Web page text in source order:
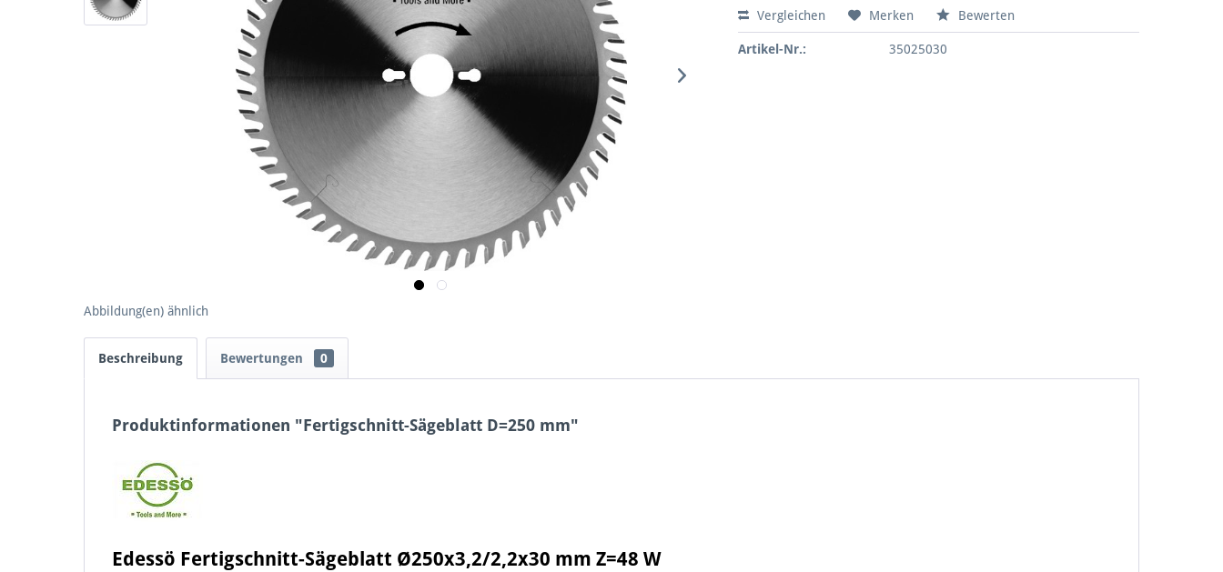
Abbildung(en) ähnlich
Vergleichen Merken Bewerten
Artikel-Nr.: 35025030
Beschreibung Bewertungen 0
Produktinformationen "Fertigschnitt-Sägeblatt D=250 mm"
Edessö Fertigschnitt-Sägeblatt Ø250x3,2/2,2x30 mm Z=48 W